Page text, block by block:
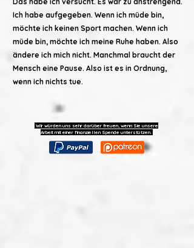
Ich habe aufgegeben. Wenn ich müde bin,
möchte ich keinen Sport machen. Wenn ich
müde bin, möchte ich meine Ruhe haben. Also
ändere ich mich nicht. Manchmal braucht der
Mensch eine Pause. Also ist es in Ordnung,
wenn ich nichts tue.
Wir würden uns sehr darüber freuen, wenn Sie unsere
Arbeit mit einer finanziellen Spende unterstützen.